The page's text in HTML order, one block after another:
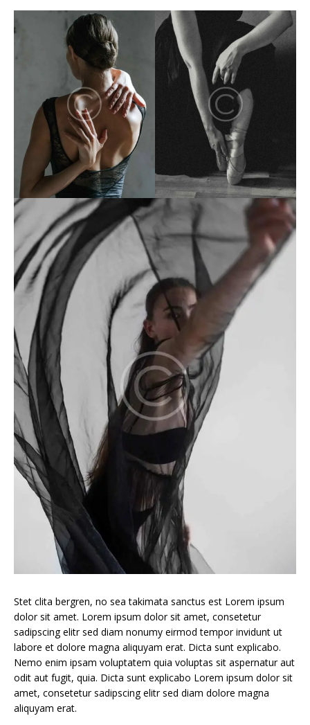
Stet clita bergren, no sea takimata sanctus est Lorem ipsum
dolor sit amet. Lorem ipsum dolor sit amet, consetetur
sadipscing elitr sed diam nonumy eirmod tempor invidunt ut
labore et dolore magna aliquyam erat. Dicta sunt explicabo.
Nemo enim ipsam voluptatem quia voluptas sit aspernatur aut
odit aut fugit, quia. Dicta sunt explicabo Lorem ipsum dolor sit
amet, consetetur sadipscing elitr sed diam dolore magna
aliquyam erat.